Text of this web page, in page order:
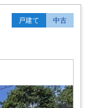
戸建て 中古